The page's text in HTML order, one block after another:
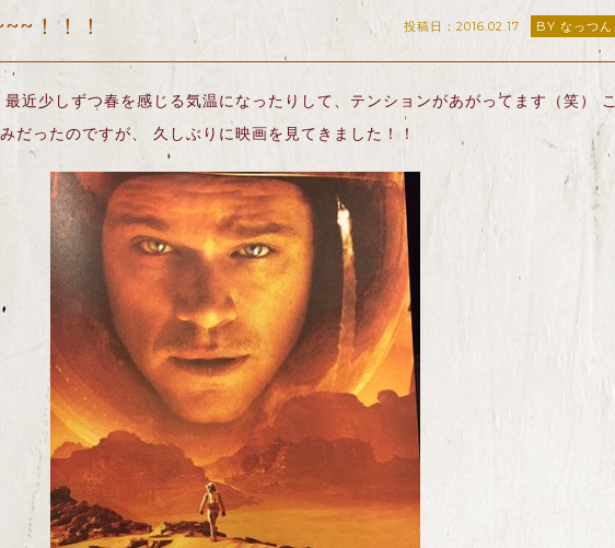
！！！ 投稿日：2016.02.17 BY なっつん
近少しずつ春を感じる気温になったりして、テンションがあがってます（笑） こ
だったのですが、 久しぶりに映画を見てきました！！